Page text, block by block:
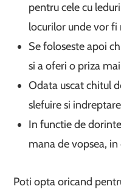
pentru cele cu
locurilor unde vor
Se foloseste apoi
si a oferi o priza
Odata uscat chitul
slefuire si
In functie de
mana de vopsea,
Poti opta oricand